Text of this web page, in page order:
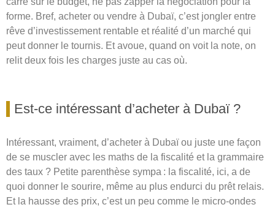
forme. Bref, acheter ou vendre à Dubaï, c’est jongler entre
rêve d’investissement rentable et réalité d’un marché qui
peut donner le tournis. Et avoue, quand on voit la note, on
relit deux fois les charges juste au cas où.
Est-ce intéressant d’acheter à Dubaï ?
Intéressant, vraiment, d’acheter à Dubaï ou juste une façon
de se muscler avec les maths de la fiscalité et la grammaire
des taux ? Petite parenthèse sympa : la fiscalité, ici, a de
quoi donner le sourire, même au plus endurci du prêt relais.
Et la hausse des prix, c’est un peu comme le micro-ondes